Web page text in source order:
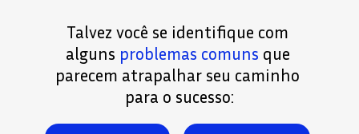
Talvez você se identifique com
alguns problemas comuns que
parecem atrapalhar seu caminho
para o sucesso: